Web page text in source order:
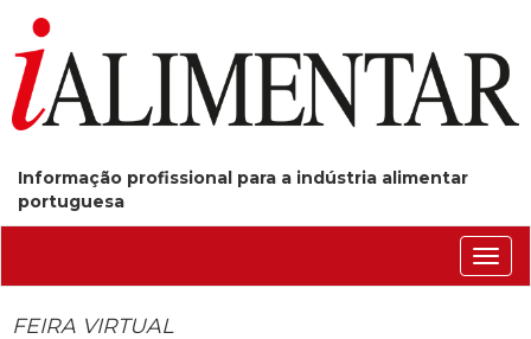
Informação profissional para a indústria alimentar
portuguesa
FEIRA VIRTUAL